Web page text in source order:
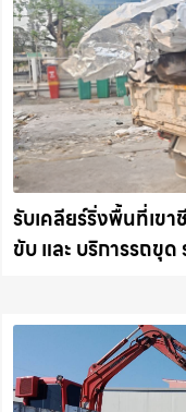
รับเคลียร์ริ่งพื้นที่เข
ขับ และ บริการรถขุ